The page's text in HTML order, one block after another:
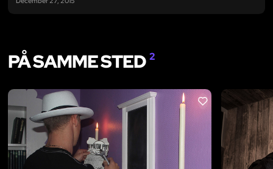
PÅ SAMME STED 2
LIKE